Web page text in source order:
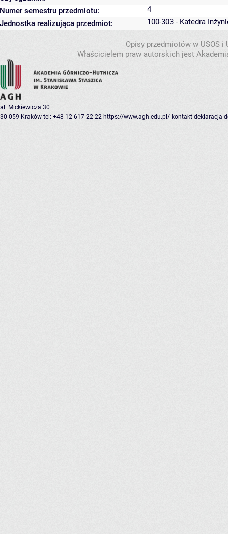
Numer semestru przedmiotu:
4
Jednostka realizująca przedmiot:
100-303 - Katedra
Opisy przedmiotów w USOS
Właścicielem praw autorskich jest
al. Mickiewicza 30
30-059 Kraków tel: +48 12 617 22 22 https://www.agh.edu.pl/ kontakt deklaracja